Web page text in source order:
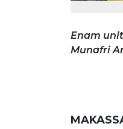
Enam
Munafri